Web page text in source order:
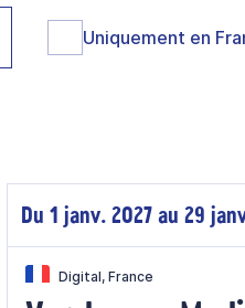
Uniquement en
Du 1 janv. 2027 au 29
Digital, France